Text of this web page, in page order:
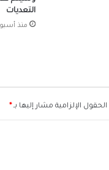
التعديات
منذ
الحقول الإلزامية مشار إليها بـ *